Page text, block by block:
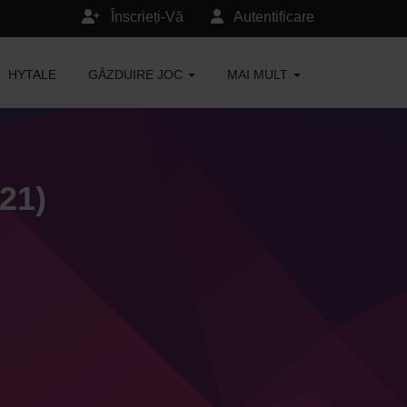
Autentificare
Înscrieți-Vă
HYTALE GĂZDUIRE JOC MAI MULT